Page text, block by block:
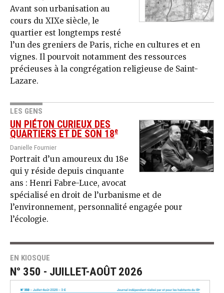
Avant son urbanisation au
cours du XIXe siècle, le
quartier est longtemps resté
l’un des greniers de Paris, riche en cultures et en
vignes. Il pourvoit notamment des ressources
précieuses à la congrégation religieuse de Saint-
Lazare.
LES GENS
UN PIÉTON CURIEUX DES
QUARTIERS ET DE SON 18e
Danielle Fournier
Portrait d’un amoureux du 18e
qui y réside depuis cinquante
ans : Henri Fabre-Luce, avocat
spécialisé en droit de l’urbanisme et de
l’environnement, personnalité engagée pour
l’écologie.
EN KIOSQUE
N° 350 - JUILLET-AOÛT 2026